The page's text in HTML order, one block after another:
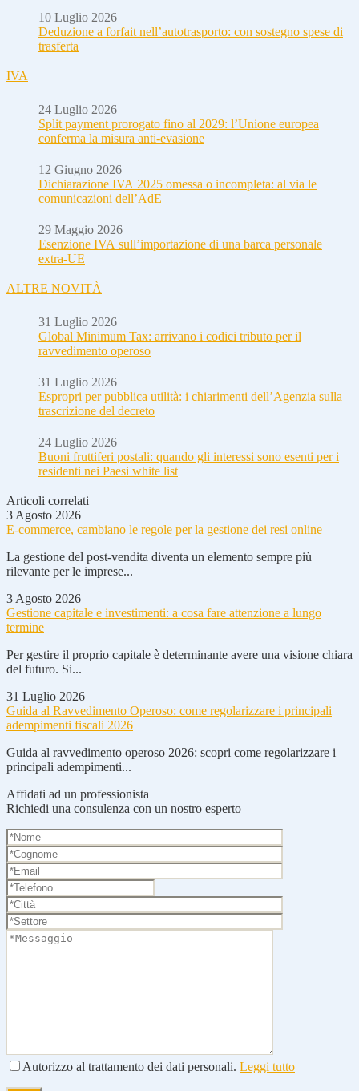
10 Luglio 2026
Deduzione a forfait nell’autotrasporto: con sostegno spese di
trasferta
IVA
24 Luglio 2026
Split payment prorogato fino al 2029: l’Unione europea
conferma la misura anti-evasione
12 Giugno 2026
Dichiarazione IVA 2025 omessa o incompleta: al via le
comunicazioni dell’AdE
29 Maggio 2026
Esenzione IVA sull’importazione di una barca personale
extra-UE
ALTRE NOVITÀ
31 Luglio 2026
Global Minimum Tax: arrivano i codici tributo per il
ravvedimento operoso
31 Luglio 2026
Espropri per pubblica utilità: i chiarimenti dell’Agenzia sulla
trascrizione del decreto
24 Luglio 2026
Buoni fruttiferi postali: quando gli interessi sono esenti per i
residenti nei Paesi white list
Articoli correlati
3 Agosto 2026
E-commerce, cambiano le regole per la gestione dei resi online
La gestione del post-vendita diventa un elemento sempre più
rilevante per le imprese...
3 Agosto 2026
Gestione capitale e investimenti: a cosa fare attenzione a lungo
termine
Per gestire il proprio capitale è determinante avere una visione chiara
del futuro. Si...
31 Luglio 2026
Guida al Ravvedimento Operoso: come regolarizzare i principali
adempimenti fiscali 2026
Guida al ravvedimento operoso 2026: scopri come regolarizzare i
principali adempimenti...
Affidati ad un professionista
Richiedi una consulenza con un nostro esperto
Autorizzo al trattamento dei dati personali. Leggi tutto